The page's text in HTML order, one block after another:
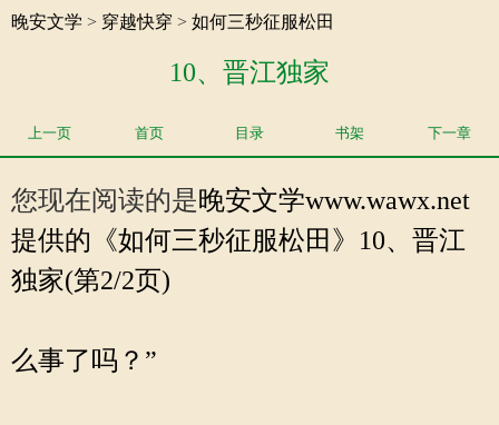
晚安文学 > 穿越快穿 > 如何三秒征服松田
10、晋江独家
上一页 首页 目录 书架 下一章
您现在阅读的是晚安文学www.wawx.net
提供的《如何三秒征服松田》10、晋江
独家(第2/2页)
么事了吗？”